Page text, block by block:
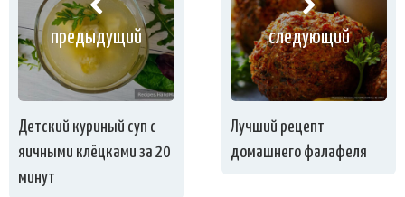
предыдущий
Детский куриный суп с
яичными клёцками за 20
минут
следующий
Лучший рецепт
домашнего фалафеля